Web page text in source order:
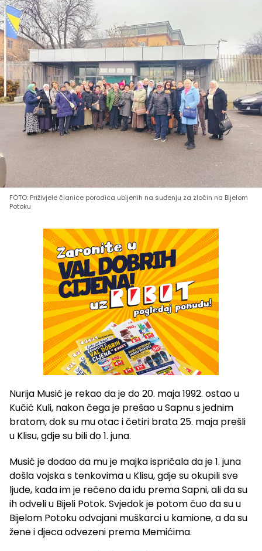
FOTO: Priživjele članice porodica ubijenih na suđenju za zločin na Bijelom
Potoku
Nurija Musić je rekao da je do 20. maja 1992. ostao u
Kučić Kuli, nakon čega je prešao u Sapnu s jednim
bratom, dok su mu otac i četiri brata 25. maja prešli
u Klisu, gdje su bili do 1. juna.
Musić je dodao da mu je majka ispričala da je 1. juna
došla vojska s tenkovima u Klisu, gdje su okupili sve
ljude, kada im je rečeno da idu prema Sapni, ali da su
ih odveli u Bijeli Potok. Svjedok je potom čuo da su u
Bijelom Potoku odvajani muškarci u kamione, a da su
žene i djeca odvezeni prema Memićima.